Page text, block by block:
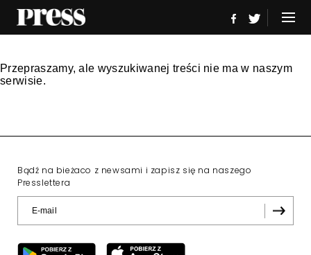
Przepraszamy, ale wyszukiwanej treści nie ma w naszym
serwisie.
Bądź na bieżaco z newsami i zapisz się na naszego
Presslettera